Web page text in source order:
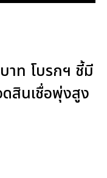
าท โบรกฯ ชี้มี
สินเชื่อพุ่งสูง